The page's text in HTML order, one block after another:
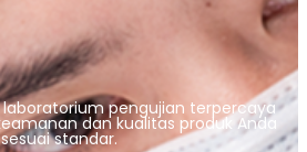
laboratorium pengujian terpercaya
dan kualitas produk Anda
sesuai standar.